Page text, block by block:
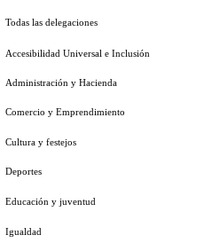
Todas las delegaciones
Accesibilidad Universal e Inclusión
Administración y Hacienda
Comercio y Emprendimiento
Cultura y festejos
Deportes
Educación y juventud
Igualdad